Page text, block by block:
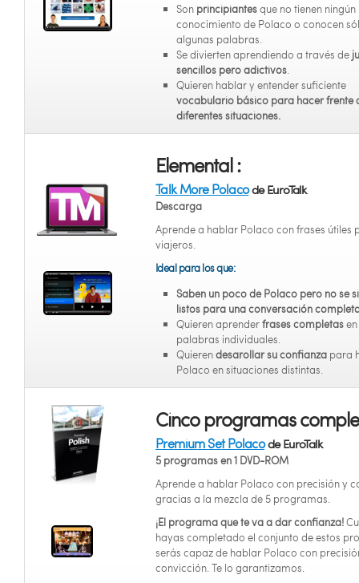
Son principiantesque no tienen ningún
conocimiento de Polaco o conocen
algunas palabras.
Se divierten aprendiendo a través de
sencillos pero adictivos.
Quieren hablar y entender suficiente
vocabulario básico para hacer frente
diferentes situaciones.
Elemental :
Talk More Polacode EuroTalk
Descarga
Aprende a hablar Polaco con frases útiles
viajeros.
Ideal para los que:
Saben un poco de Polaco pero no se
listos para una conversación
Quieren aprenderfrases completas
palabras individuales.
Quierendesarollar su confianza para
Polaco en situaciones distintas.
Cinco programas
Premium Set Polacode EuroTalk
5 programas en 1 DVD-ROM
Aprende a hablar Polaco con precisión y
gracias a la mezcla de 5 programas.
¡El programa que te va a dar confianza!
hayas completado el conjunto de estos
serás capaz de hablar Polaco con
convicción. Te lo garantizamos.